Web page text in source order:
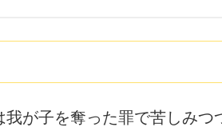
我が子を奪った罪で苦しみつ